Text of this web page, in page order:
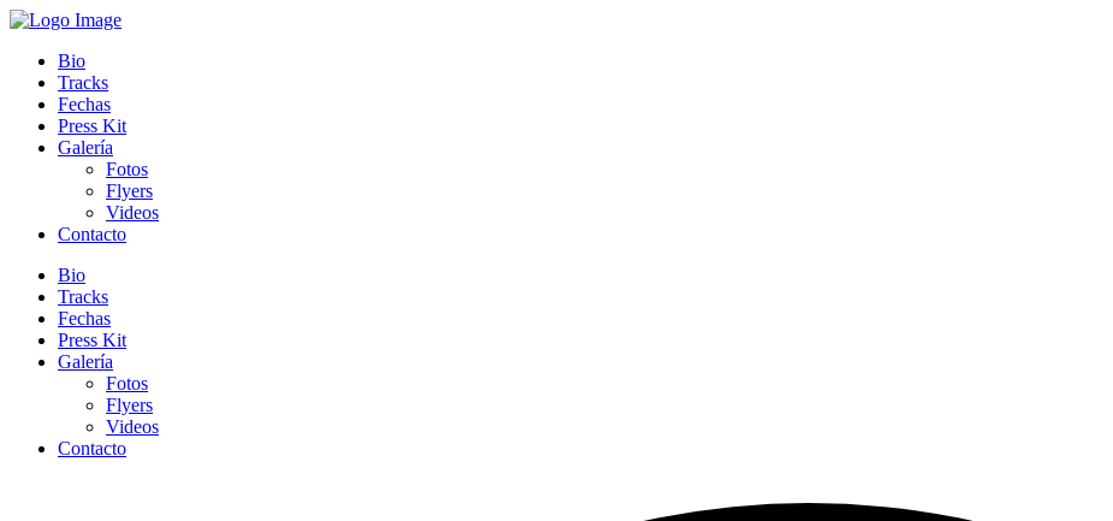
Bio
Tracks
Fechas
Press Kit
Galería
Fotos
Flyers
Videos
Contacto
Bio
Tracks
Fechas
Press Kit
Galería
Fotos
Flyers
Videos
Contacto